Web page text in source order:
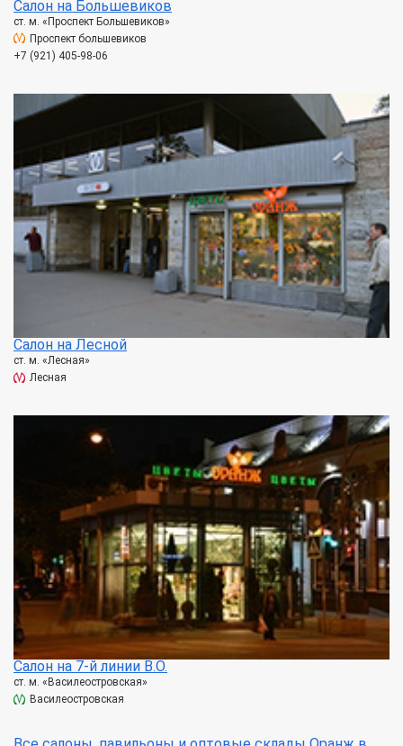
Салон на Большевиков
ст. м. «Проспект Большевиков»
Проспект большевиков
+7 (921) 405-98-06
Салон на Лесной
ст. м. «Лесная»
Лесная
Салон на 7-й линии В.О.
ст. м. «Василеостровская»
Василеостровская